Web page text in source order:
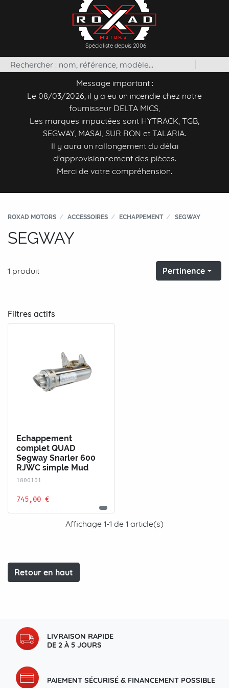
Spécialiste depuis 2006
Message important :
Le 08/03/2026, il y a eu un incendie chez notre
fournisseur DELTA MICS,
Les marques impactées sont HYTRACK, TGB,
SEGWAY, MASAI, SUR RON et TALARIA.
Il y aura un rallongement du délai
d'approvisionnement des pièces.
Merci de votre compréhension.
ROXAD MOTORS ACCESSOIRES ECHAPPEMENT SEGWAY
SEGWAY
1 produit Pertinence
Filtres actifs
Echappement
complet QUAD
Segway Snarler 600
RJWC simple Mud
1800101
745,00 €
Affichage 1-1 de 1 article(s)
Retour en haut
LIVRAISON RAPIDE
DE 2 À 5 JOURS
PAIEMENT SÉCURISÉ & FINANCEMENT POSSIBLE